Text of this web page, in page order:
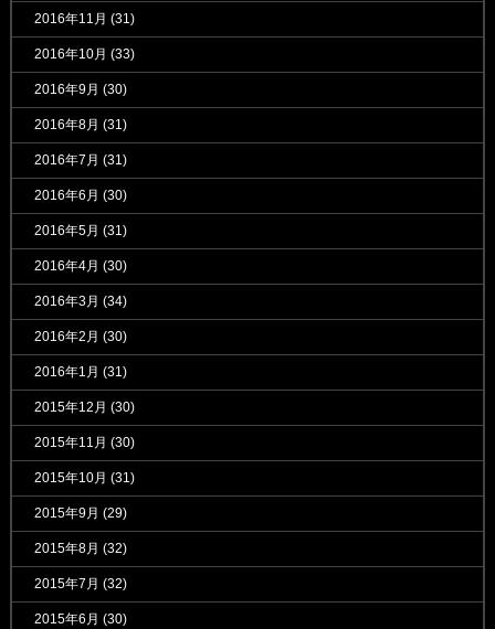
2016年11月 (31)
2016年10月 (33)
2016年9月 (30)
2016年8月 (31)
2016年7月 (31)
2016年6月 (30)
2016年5月 (31)
2016年4月 (30)
2016年3月 (34)
2016年2月 (30)
2016年1月 (31)
2015年12月 (30)
2015年11月 (30)
2015年10月 (31)
2015年9月 (29)
2015年8月 (32)
2015年7月 (32)
2015年6月 (30)